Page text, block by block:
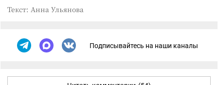
Текст: Анна Ульянова
Подписывайтесь на наши каналы